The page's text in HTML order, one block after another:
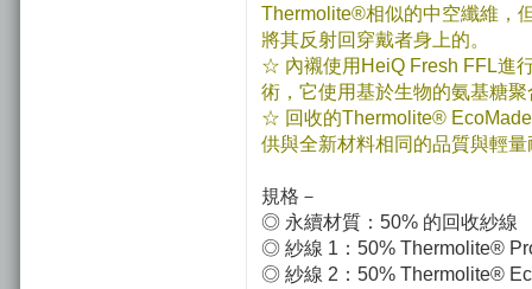
Thermolite®相似的中空纖維，
將其反射回穿戴者身上的。
☆ 內襯使用HeiQ Fresh FFL進
術，它使用基於生物的氨基糖
☆ 回收的Thermolite®
供與全新材料相同的品質與輕
規格－
◎ 永續材質：50% 的回收紗線
◎ 紗線 1：50% Thermolite®
◎ 紗線 2：50% Thermolite®